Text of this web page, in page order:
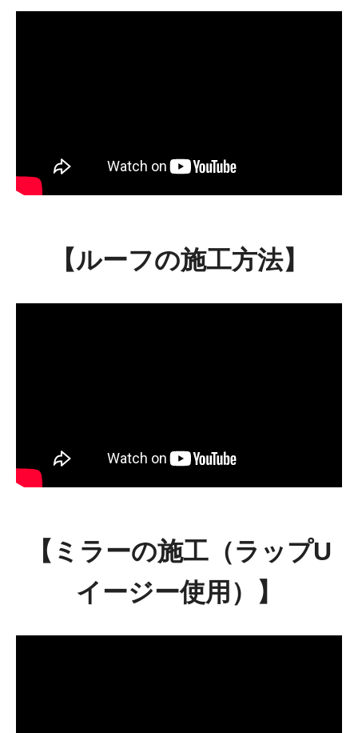
【ルーフの施工方法】
【ミラーの施工（ラップU
イージー使用）】